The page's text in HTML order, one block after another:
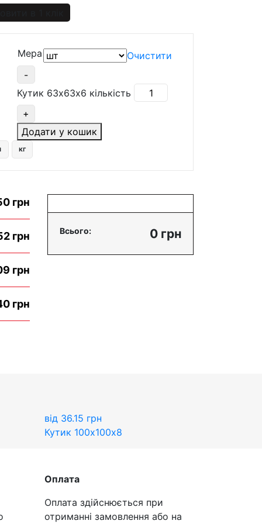
Мера
Очистити
-
Кутик 63х63х6 кількість
+
Додати у кошик
кг
грн
грн
грн
грн
Всього: 0 грн
від 36.15 грн
Кутик 100x100х8
Оплата
Оплата здійснюється при
отриманні замовлення або на